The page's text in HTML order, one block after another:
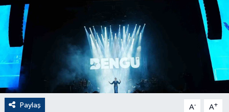
Paylaş A- A+
EĞİTİM
EKONOMİ
English News
Finans